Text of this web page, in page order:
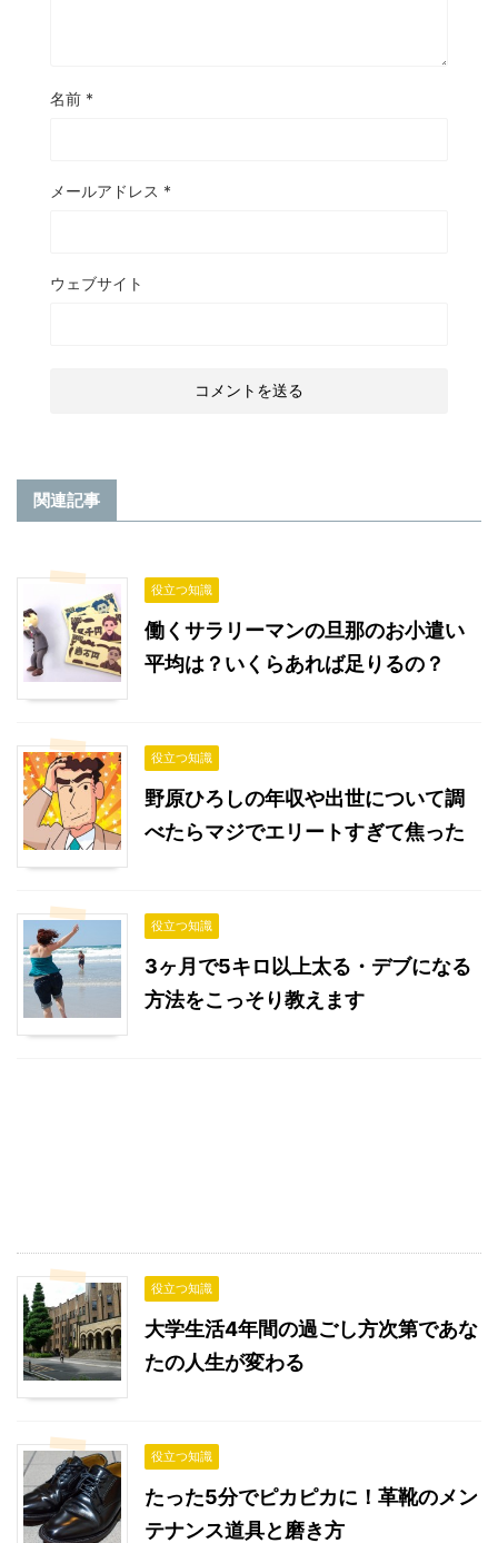
名前 *
メールアドレス *
ウェブサイト
関連記事
役立つ知識
働くサラリーマンの旦那のお小遣い
平均は？いくらあれば足りるの？
役立つ知識
野原ひろしの年収や出世について調
べたらマジでエリートすぎて焦った
役立つ知識
3ヶ月で5キロ以上太る・デブになる
方法をこっそり教えます
役立つ知識
大学生活4年間の過ごし方次第であな
たの人生が変わる
役立つ知識
たった5分でピカピカに！革靴のメン
テナンス道具と磨き方